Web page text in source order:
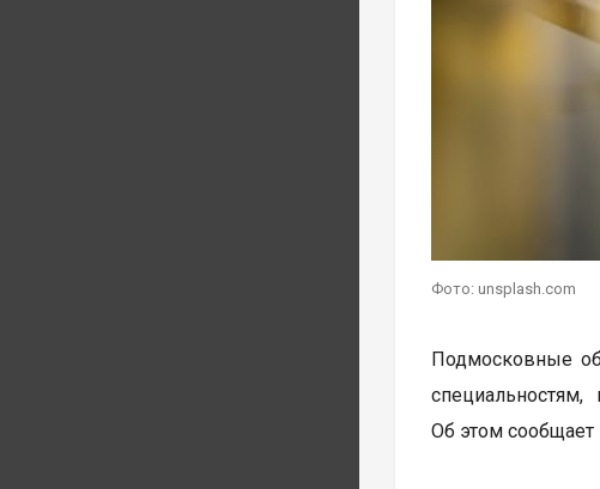
Фото: unsplash.com
Подмосковные
Об этом сообщает